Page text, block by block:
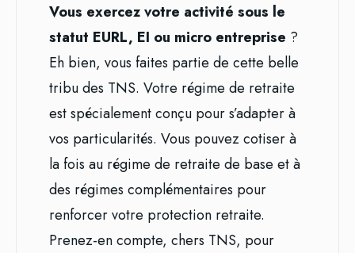
Vous exercez votre activité sous le
statut EURL, EI ou micro entreprise ?
Eh bien, vous faites partie de cette belle
tribu des TNS. Votre régime de retraite
est spécialement conçu pour s’adapter à
vos particularités. Vous pouvez cotiser à
la fois au régime de retraite de base et à
des régimes complémentaires pour
renforcer votre protection retraite.
Prenez-en compte, chers TNS, pour